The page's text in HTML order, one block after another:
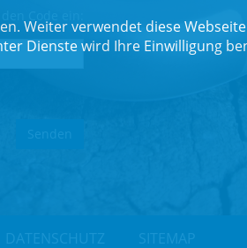
Code ein:
DATENSCHUTZ SITEMAP
Weiter verwendet diese
Dienste wird Ihre Einwilligung